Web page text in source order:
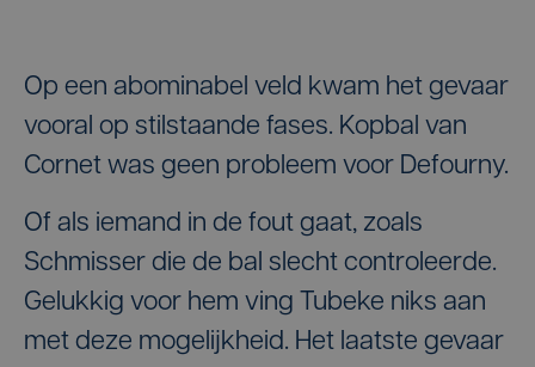
Op een abominabel veld kwam het gevaar
vooral op stilstaande fases. Kopbal van
Cornet was geen probleem voor Defourny.
Of als iemand in de fout gaat, zoals
Schmisser die de bal slecht controleerde.
Gelukkig voor hem ving Tubeke niks aan
met deze mogelijkheid. Het laatste gevaar